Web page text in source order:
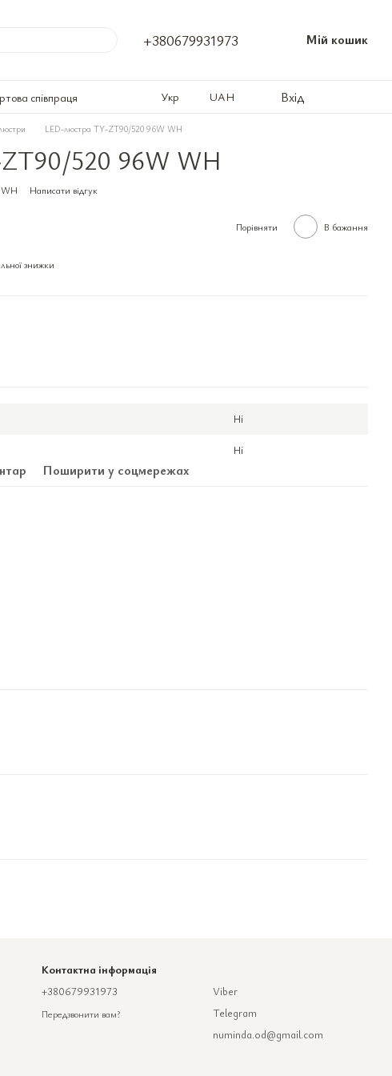
+380679931973 Мій кошик
співпраця Укр UAH Вхід
LED-люстра TY-ZT90/520 96W WH
520 96W WH
Написати відгук
Порівняти В бажання
знижки
Ні
Ні
Поширити у соцмережах
Контактна інформація
+380679931973
Передзвонити вам?
Viber
Telegram
numinda.od@gmail.com